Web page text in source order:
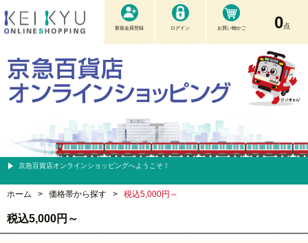
新規会員登録 ログイン お買い物かご 0点
京急百貨店オンラインショッピングへようこそ！
ホーム > 価格帯から探す > 税込5,000円～
税込5,000円～